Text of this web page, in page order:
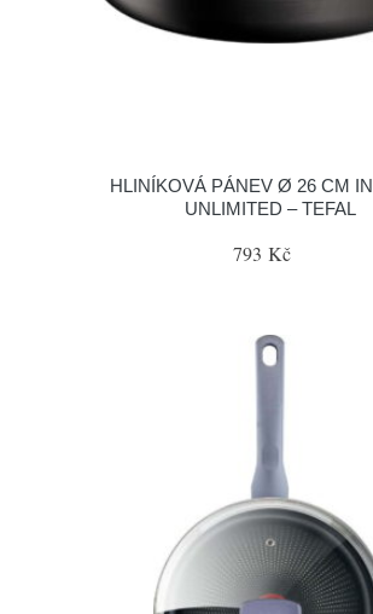
HLINÍKOVÁ PÁNEV Ø 26 CM
UNLIMITED – TEFAL
793 Kč